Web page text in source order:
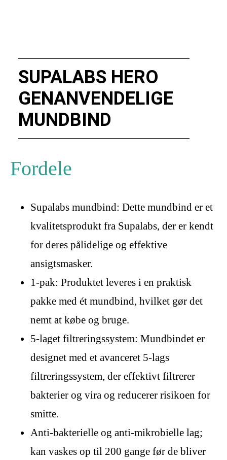
SUPALABS HERO
GENANVENDELIGE
MUNDBIND
Fordele
Supalabs mundbind: Dette mundbind er et
kvalitetsprodukt fra Supalabs, der er kendt
for deres pålidelige og effektive
ansigtsmasker.
1-pak: Produktet leveres i en praktisk
pakke med ét mundbind, hvilket gør det
nemt at købe og bruge.
5-laget filtreringssystem: Mundbindet er
designet med et avanceret 5-lags
filtreringssystem, der effektivt filtrerer
bakterier og vira og reducerer risikoen for
smitte.
Anti-bakterielle og anti-mikrobielle lag;
kan vaskes op til 200 gange før de bliver